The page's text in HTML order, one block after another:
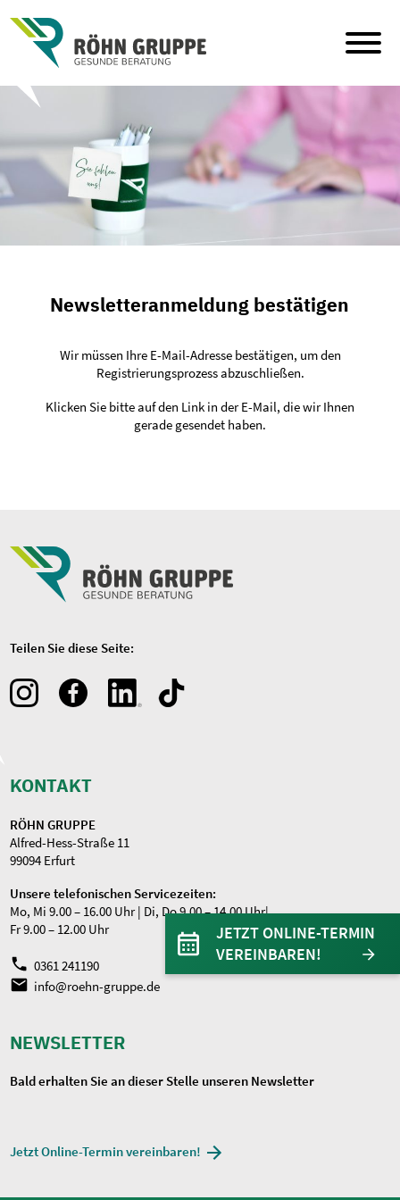
to
content
JETZT ONLINE-TERMIN
VEREINBAREN!
Newsletteranmeldung bestätigen
Wir müssen Ihre E-Mail-Adresse bestätigen, um den
Registrierungsprozess abzuschließen.
Klicken Sie bitte auf den Link in der E-Mail, die wir Ihnen
gerade gesendet haben.
Teilen Sie diese Seite:
KONTAKT
RÖHN GRUPPE
Alfred-Hess-Straße 11
99094 Erfurt
Unsere telefonischen Servicezeiten:
Mo, Mi 9.00 – 16.00 Uhr | Di, Do 9.00 – 14.00 Uhr|
Fr 9.00 – 12.00 Uhr
0361 241190
info@roehn-gruppe.de
NEWSLETTER
Bald erhalten Sie an dieser Stelle unseren Newsletter
Jetzt Online-Termin vereinbaren!